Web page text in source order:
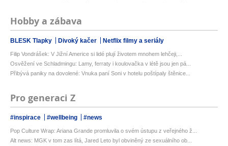
Hobby a zábava
BLESK Tlapky Divoký kačer Netflix filmy a seriály
Filip Vondrášek: V Jižní Americe si lidé plují životem mnohem lehčeji,...
Osvěžení ve Schladmingu: Lamy, ferraty i koulovačka v létě jsou jen pá...
Přibývá paniky na dovolené: Vnuka paní Soni v hotelu poštípaly štěnice...
Pro generaci Z
#inspirace #wellbeing #news
Pop Culture Wrap: Ariana Grande promluvila o svém ústupu z veřejného ž...
Alt news: MGK v tom zas lítá, Jared Leto byl obviněný ze sexuálního ob...